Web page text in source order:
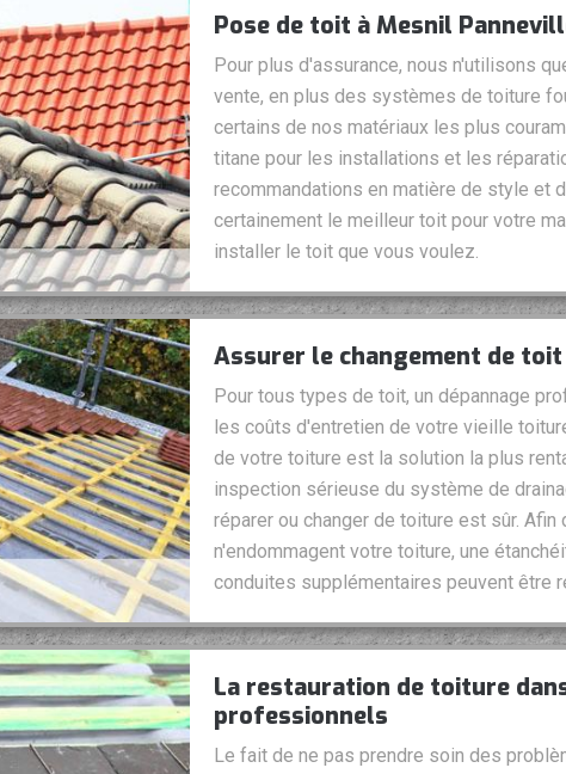
Pose de toit à Mesnil
Pour plus d'assurance, nous n'utilisons
vente, en plus des systèmes de toiture
certains de nos matériaux les plus
titane pour les installations et les
recommandations en matière de style et
certainement le meilleur toit pour votre
installer le toit que vous voulez.
Assurer le changement de
Pour tous types de toit, un dépannage
les coûts d'entretien de votre vieille
de votre toiture est la solution la plus
inspection sérieuse du système de
réparer ou changer de toiture est sûr.
n'endommagent votre toiture, une
conduites supplémentaires peuvent être
La restauration de toiture
professionnels
Le fait de ne pas prendre soin des